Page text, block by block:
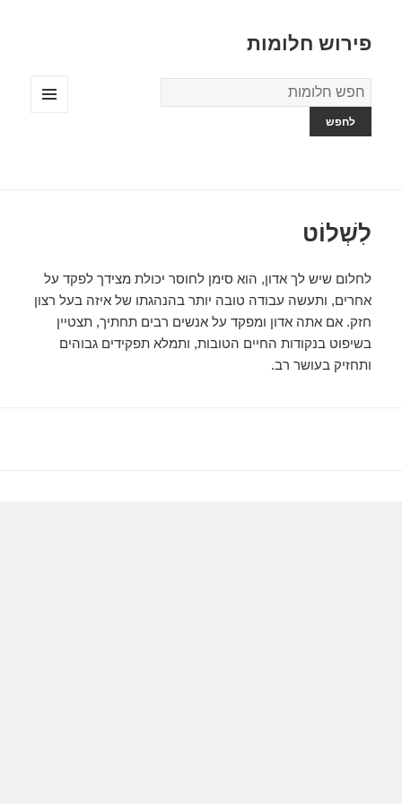
פירוש חלומות
מילון
החלומות
לִשְׁלוֹט
לחלום שיש לך אדון, הוא סימן לחוסר יכולת מצידך לפקד על
אחרים, ותעשה עבודה טובה יותר בהנהגתו של איזה בעל רצון
חזק. אם אתה אדון ומפקד על אנשים רבים תחתיך, תצטיין
בשיפוט בנקודות החיים הטובות, ותמלא תפקידים גבוהים
ותחזיק בעושר רב.